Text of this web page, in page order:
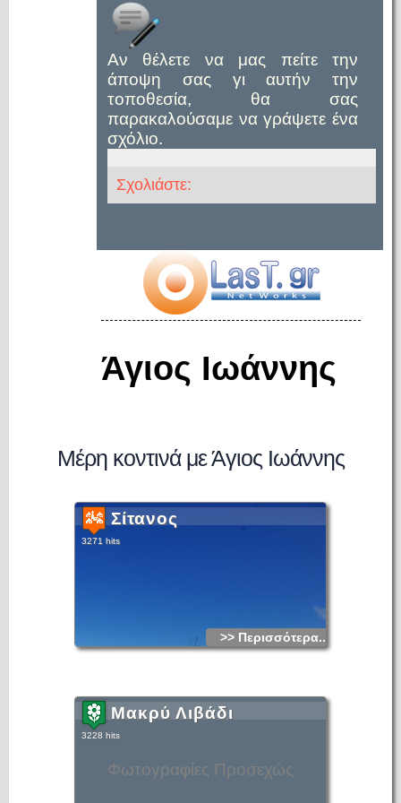
Αν θέλετε να μας πείτε την
άποψη σας γι αυτήν την
τοποθεσία, θα σας
παρακαλούσαμε να γράψετε ένα
σχόλιο.
Σχολιάστε:
Άγιος Ιωάννης
Μέρη κοντινά με Άγιος Ιωάννης
Σίτανος
3271 hits
>> Περισσότερα...
Φωτογραφίες Προσεχώς
Μακρύ Λιβάδι
3228 hits